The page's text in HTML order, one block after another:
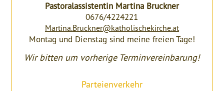
Pastoralassistentin Martina Bruckner
0676/4224221
Martina.Bruckner@katholischekirche.at
Montag und Dienstag sind meine freien Tage!
Wir bitten um vorherige Terminvereinbarung!
Parteienverkehr